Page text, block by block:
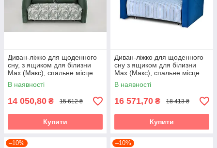
Диван-ліжко для щоденного
сну, з ящиком для білизни
Max (Макс), спальне місце
1,0
В наявності
14 050,80 ₴ 15 612 ₴
Купити
Диван-ліжко для щоденного
сну з ящиком для білизни
Max (Макс), спальне місце
1,4
В наявності
16 571,70 ₴ 18 413 ₴
Купити
–10% –10%